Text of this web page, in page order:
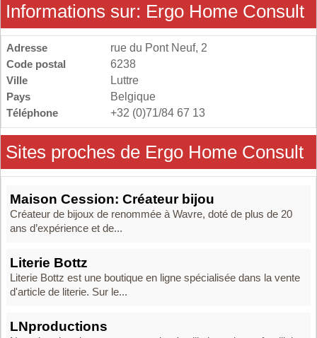
Informations sur: Ergo Home Consult
Adresse
rue du Pont Neuf, 2
Code postal
6238
Ville
Luttre
Pays
Belgique
Téléphone
+32 (0)71/84 67 13
Sites proches de Ergo Home Consult
Maison Cession: Créateur bijou
Créateur de bijoux de renommée à Wavre, doté de plus de 20
ans d’expérience et de...
Literie Bottz
Literie Bottz est une boutique en ligne spécialisée dans la vente
d'article de literie. Sur le...
LNproductions